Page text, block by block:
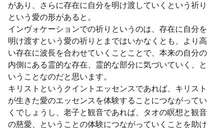
があり、さらに存在に自分を明け渡していくという祈り
という愛の形があると。
インヴォケーションでの祈りというのは、存在に自分を
明け渡すという愛の祈りとまではいかなくとも、より高
い存在に波長を合わせていくことことで、本来の自分の
内側にある霊的な存在、霊的な部分に気づいていく、と
いうことなのだと思います。
キリストというクイントエッセンスであれば、キリスト
が生きた愛のエッセンスを体験することにつながってい
くでしょうし、老子と観音であれば、タオの瞑想と観音
の慈愛、ということの体験につながっていくことを助け